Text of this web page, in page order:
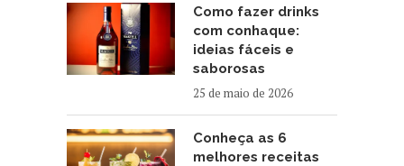
Como fazer drinks
com conhaque:
ideias fáceis e
saborosas
25 de maio de 2026
Conheça as 6
melhores receitas